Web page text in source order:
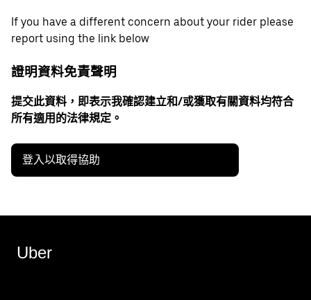
If you have a different concern about your rider please
report using the link below
證明資料免責聲明
提交此資料，即表示我確認建立和/或獲取有關資料均符合
所有適用的法律規定。
登入以取得協助
Uber